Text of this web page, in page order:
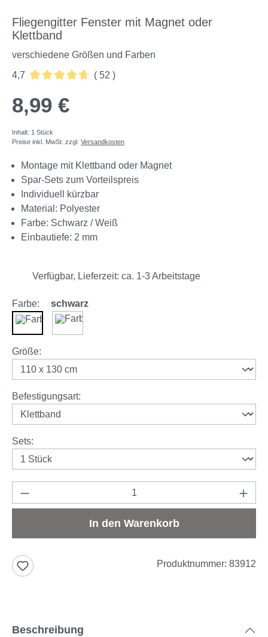
Fliegengitter Fenster mit Magnet oder
Klettband
verschiedene Größen und Farben
4,7
( 52 )
8,99 €
Inhalt: 1 Stück
Preise inkl. MwSt. zzgl. Versandkosten
Montage mit Klettband oder Magnet
Spar-Sets zum Vorteilspreis
Individuell kürzbar
Material: Polyester
Farbe: Schwarz / Weiß
Einbautiefe: 2 mm
Verfügbar, Lieferzeit: ca. 1-3 Arbeitstage
Farbe: schwarz
schwarz
Größeauswählen
:
Befestigungsartauswählen
:
Setsauswählen
:
Produkt Anzahl: Gib den gewünschten
In den Warenkorb
Produktnummer: 83912
Beschreibung